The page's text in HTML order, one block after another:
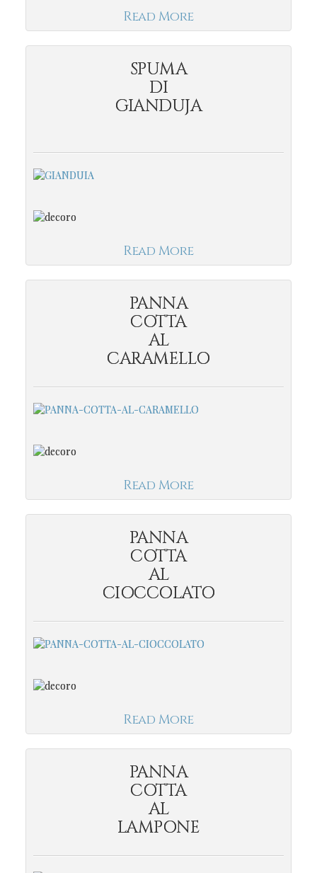
Read More
SPUMA
DI
GIANDUJA
Read More
PANNA
COTTA
AL
CARAMELLO
Read More
PANNA
COTTA
AL
CIOCCOLATO
Read More
PANNA
COTTA
AL
LAMPONE